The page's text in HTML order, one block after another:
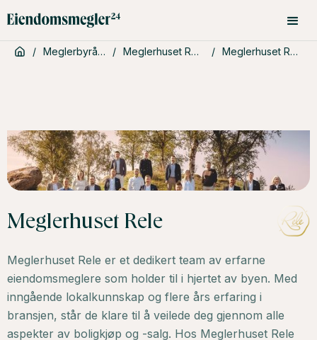
/ Meglerbyråer / Meglerhuset Rele / Meglerhuset Rele
Meglerhuset Rele
Meglerhuset Rele er et dedikert team av erfarne
eiendomsmeglere som holder til i hjertet av byen. Med
inngående lokalkunnskap og flere års erfaring i
bransjen, står de klare til å veilede deg gjennom alle
aspekter av boligkjøp og -salg. Hos Meglerhuset Rele